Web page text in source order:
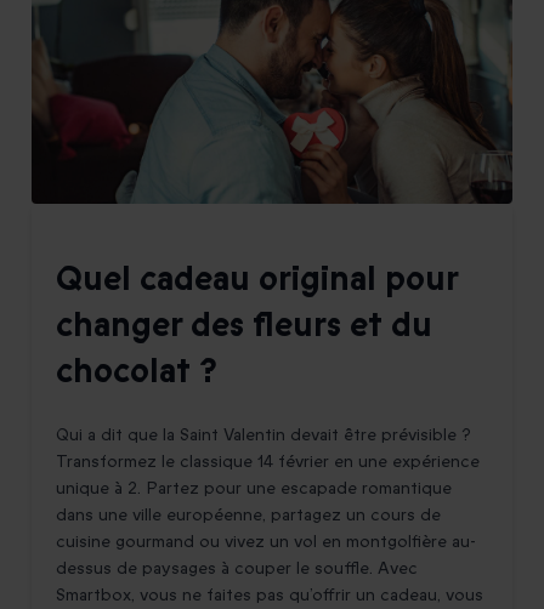
Quel cadeau original pour
changer des fleurs et du
chocolat ?
Qui a dit que la Saint Valentin devait être prévisible ?
Transformez le classique 14 février en une expérience
unique à 2. Partez pour une escapade romantique
dans une ville européenne, partagez un cours de
cuisine gourmand ou vivez un vol en montgolfière au-
dessus de paysages à couper le souffle. Avec
Smartbox, vous ne faites pas qu’offrir un cadeau, vous